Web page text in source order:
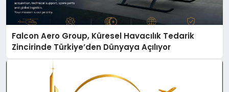
Falcon Aero Group, Küresel Havacılık Tedarik
Zincirinde Türkiye’den Dünyaya Açılıyor